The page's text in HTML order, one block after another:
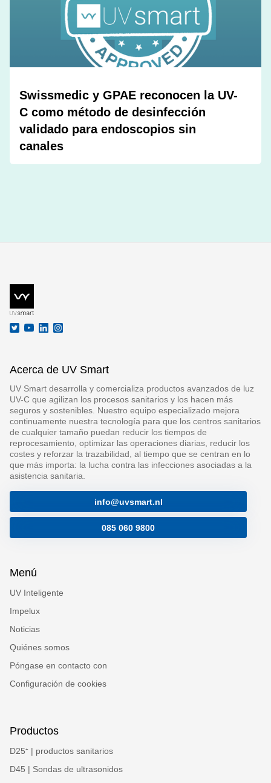
Swissmedic y GPAE reconocen la UV-
C como método de desinfección
validado para endoscopios sin
canales
Acerca de UV Smart
UV Smart desarrolla y comercializa productos avanzados de luz
UV-C que agilizan los procesos sanitarios y los hacen más
seguros y sostenibles. Nuestro equipo especializado mejora
continuamente nuestra tecnología para que los centros sanitarios
de cualquier tamaño puedan reducir los tiempos de
reprocesamiento, optimizar las operaciones diarias, reducir los
costes y reforzar la trazabilidad, al tiempo que se centran en lo
que más importa: la lucha contra las infecciones asociadas a la
asistencia sanitaria.
info@uvsmart.nl
085 060 9800
Menú
UV Inteligente
Impelux
Noticias
Quiénes somos
Póngase en contacto con
Configuración de cookies
Productos
D25⁺ | productos sanitarios
D45 | Sondas de ultrasonidos